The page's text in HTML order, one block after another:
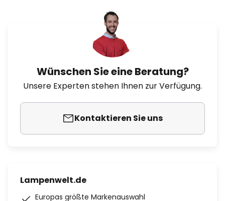
Wünschen Sie eine Beratung?
Unsere Experten stehen Ihnen zur Verfügung.
Kontaktieren Sie uns
Lampenwelt.de
Europas größte Markenauswahl